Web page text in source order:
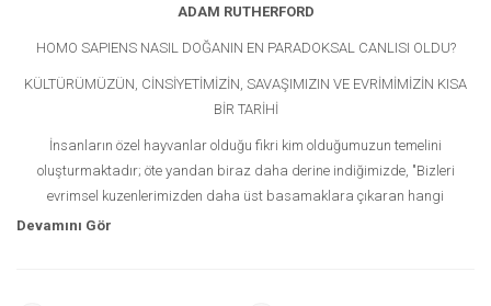
ADAM RUTHERFORD
HOMO SAPIENS NASIL DOĞANIN EN PARADOKSAL CANLISI OLDU?
KÜLTÜRÜMÜZÜN, CİNSİYETİMİZİN, SAVAŞIMIZIN VE EVRİMİMİZİN KISA
BİR TARİHİ
İnsanların özel hayvanlar olduğu fikri kim olduğumuzun temelini
oluşturmaktadır; öte yandan biraz daha derine indiğimizde, "Bizleri
evrimsel kuzenlerimizden daha üst basamaklara çıkaran hangi
yeteneklerimiz ve hareketlerimiz?” sorusuyla karşılaşmaktayız.